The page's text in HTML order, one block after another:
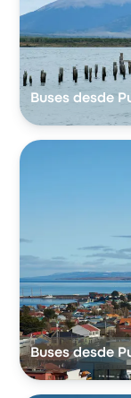
Buses desde
Buses desde